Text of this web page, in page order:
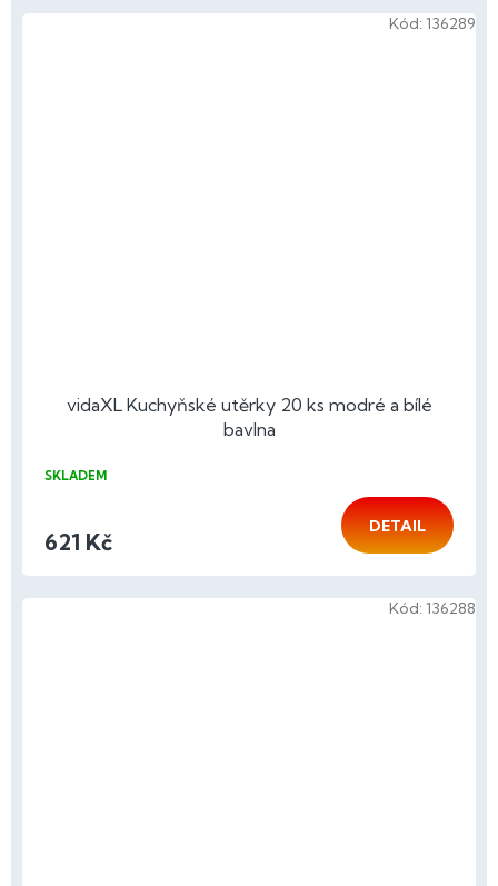
vidaXL Kuchyňské utěrky 20 ks modré a bílé
bavlna
SKLADEM
621 Kč
DETAIL
Kód: 136289
Kód: 136288